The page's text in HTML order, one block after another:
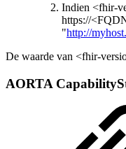
Indien <fhir-
https://
"http://
De waarde van <fhir-
AORTA